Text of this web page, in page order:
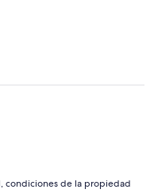
condiciones de la propiedad